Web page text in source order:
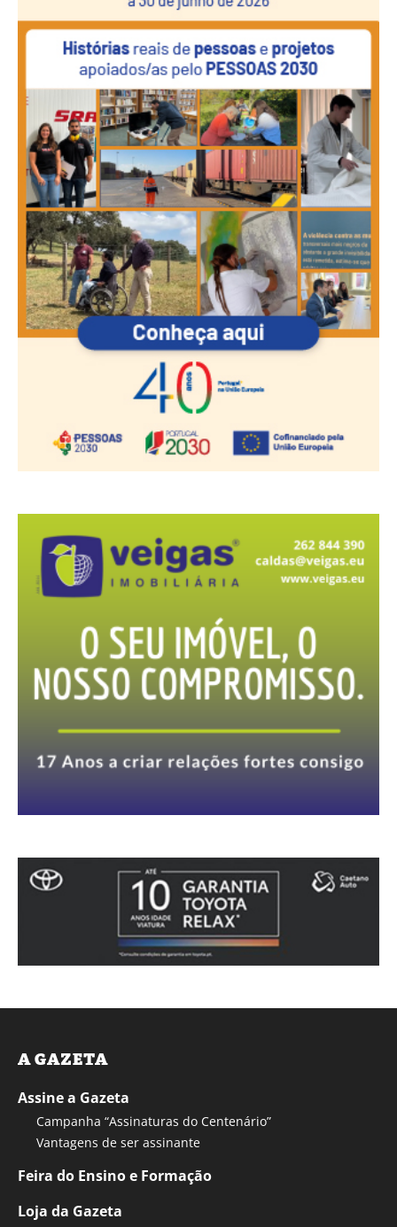
A GAZETA
Assine a Gazeta
Campanha “Assinaturas do Centenário”
Vantagens de ser assinante
Feira do Ensino e Formação
Loja da Gazeta